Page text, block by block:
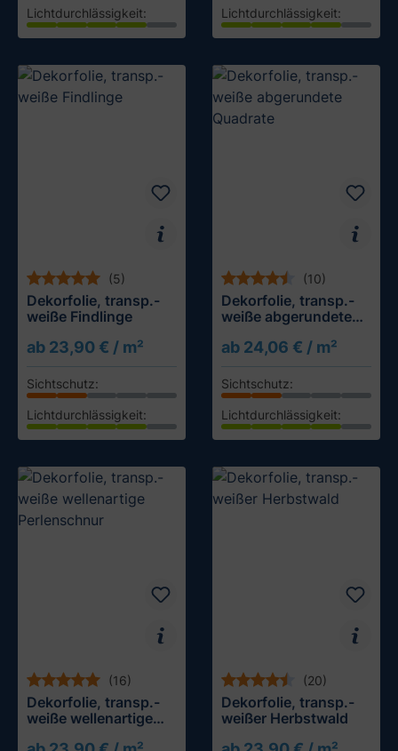
Lichtdurchlässigkeit:
Muster testen Lichtdurchlässigkeit:
Muster testen
(5)
Dekorfolie, transp.-
weiße Findlinge
ab 23,90 € / m²
Sichtschutz:
Lichtdurchlässigkeit:
Muster testen
(10)
Dekorfolie, transp.-
weiße abgerundete
ab 24,06 € / m²
Sichtschutz:
Lichtdurchlässigkeit:
Muster testen
(16)
Dekorfolie, transp.-
weiße wellenartige
(20)
Dekorfolie, transp.-
weißer Herbstwald